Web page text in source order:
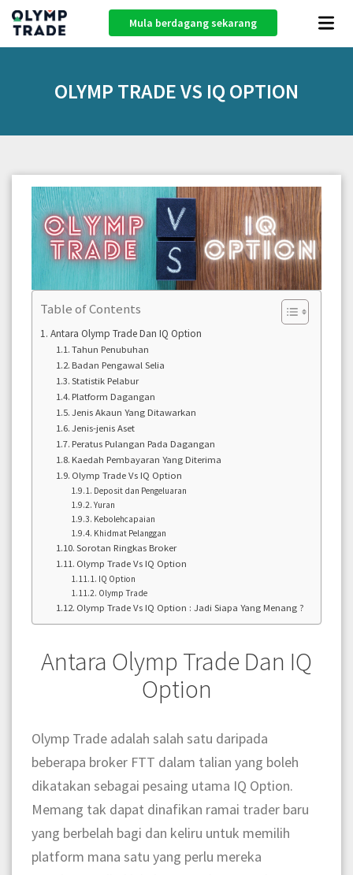
Mula berdagang sekarang
OLYMP TRADE VS IQ OPTION
Table of Contents
Antara Olymp Trade Dan IQ Option
Tahun Penubuhan
Badan Pengawal Selia
Statistik Pelabur
Platform Dagangan
Jenis Akaun Yang Ditawarkan
Jenis-jenis Aset
Peratus Pulangan Pada Dagangan
Kaedah Pembayaran Yang Diterima
Olymp Trade Vs IQ Option
Deposit dan Pengeluaran
Yuran
Kebolehcapaian
Khidmat Pelanggan
Sorotan Ringkas Broker
Olymp Trade Vs IQ Option
IQ Option
Olymp Trade
Olymp Trade Vs IQ Option : Jadi Siapa Yang Menang ?
Antara Olymp Trade Dan IQ
Option
Olymp Trade adalah salah satu daripada
beberapa broker FTT dalam talian yang boleh
dikatakan sebagai pesaing utama IQ Option.
Memang tak dapat dinafikan ramai trader baru
yang berbelah bagi dan keliru untuk memilih
platform mana satu yang perlu mereka